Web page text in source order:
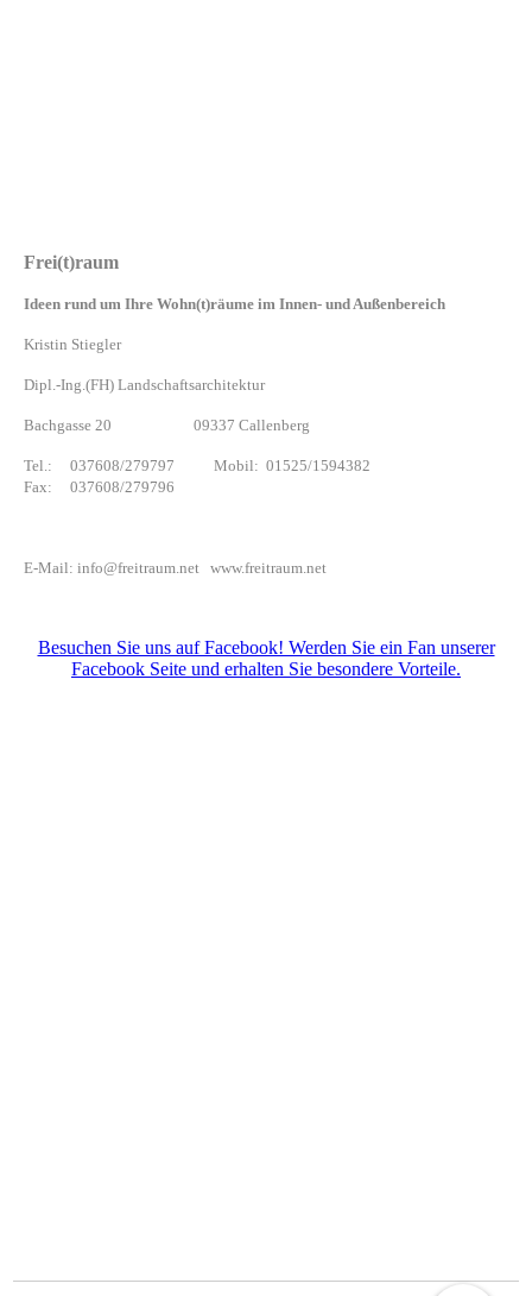
Frei(t)raum
Ideen rund um Ihre Wohn(t)räume im Innen- und Außenbereich
Kristin Stiegler
Dipl.-Ing.(FH) Landschaftsarchitektur
Bachgasse 20 09337 Callenberg
Tel.: 037608/279797 Mobil: 01525/1594382
Fax: 037608/279796
E-Mail: info@freitraum.net www.freitraum.net
Besuchen Sie uns auf Facebook! Werden Sie ein Fan unserer
Facebook Seite und erhalten Sie besondere Vorteile.